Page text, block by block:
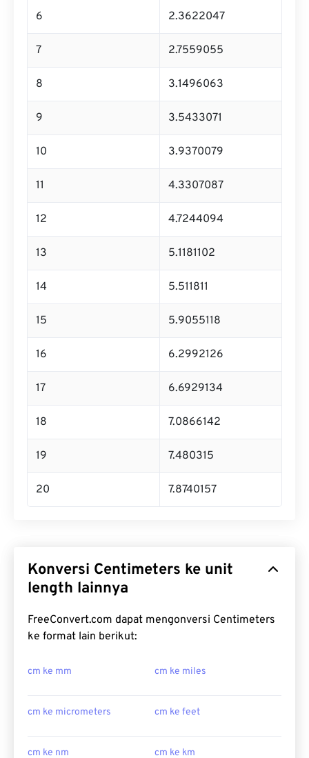
6 2.3622047
7 2.7559055
8 3.1496063
9 3.5433071
10 3.9370079
11 4.3307087
12 4.7244094
13 5.1181102
14 5.511811
15 5.9055118
16 6.2992126
17 6.6929134
18 7.0866142
19 7.480315
20 7.8740157
Konversi Centimeters ke unit
length lainnya
FreeConvert.com dapat mengonversi Centimeters
ke format lain berikut:
cm ke mm cm ke miles
cm ke micrometers cm ke feet
cm ke nm cm ke km